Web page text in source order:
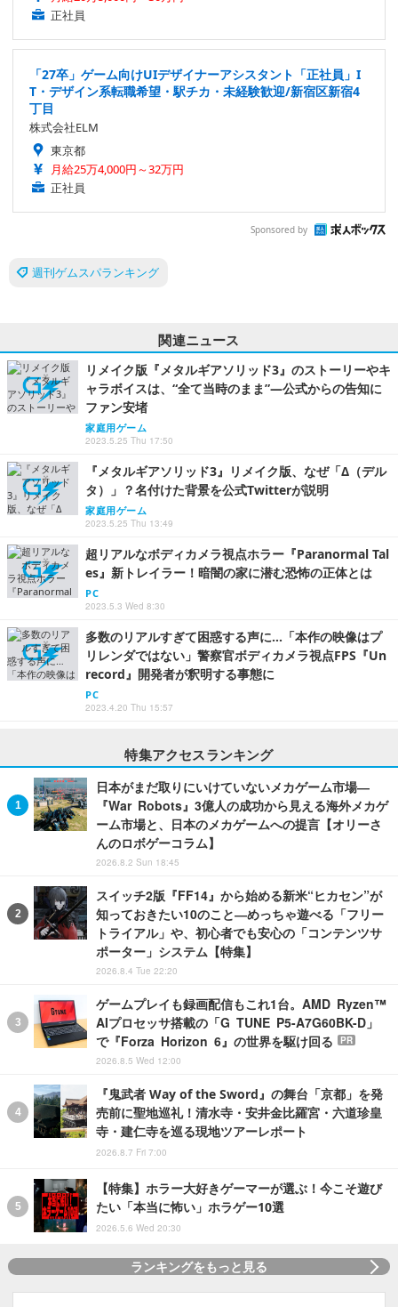
正社員
「27卒」ゲーム向けUIデザイナーアシスタント「正社員」I
T・デザイン系転職希望・駅チカ・未経験歓迎/新宿区新宿4
丁目
株式会社ELM
東京都
月給25万4,000円～32万円
正社員
Sponsored by
週刊ゲムスパランキング
関連ニュース
リメイク版『メタルギアソリッド3』のストーリーやキ
ャラボイスは、“全て当時のまま”―公式からの告知に
ファン安堵
家庭用ゲーム
2023.5.25 Thu 17:50
『メタルギアソリッド3』リメイク版、なぜ「Δ（デル
タ）」？名付けた背景を公式Twitterが説明
家庭用ゲーム
2023.5.25 Thu 13:49
超リアルなボディカメラ視点ホラー『Paranormal Tal
es』新トレイラー！暗闇の家に潜む恐怖の正体とは
PC
2023.5.3 Wed 8:30
多数のリアルすぎて困惑する声に…「本作の映像はプ
リレンダではない」警察官ボディカメラ視点FPS『Un
record』開発者が釈明する事態に
PC
2023.4.20 Thu 15:57
特集アクセスランキング
日本がまだ取りにいけていないメカゲーム市場―
『War Robots』3億人の成功から見える海外メカゲ
ーム市場と、日本のメカゲームへの提言【オリーさ
んのロボゲーコラム】
2026.8.2 Sun 18:45
スイッチ2版『FF14』から始める新米“ヒカセン”が
知っておきたい10のこと―めっちゃ遊べる「フリー
トライアル」や、初心者でも安心の「コンテンツサ
ポーター」システム【特集】
2026.8.4 Tue 22:20
ゲームプレイも録画配信もこれ1台。AMD Ryzen™
AIプロセッサ搭載の「G TUNE P5-A7G60BK-D」
で『Forza Horizon 6』の世界を駆け回る
PR
2026.8.5 Wed 12:00
『鬼武者 Way of the Sword』の舞台「京都」を発
売前に聖地巡礼！清水寺・安井金比羅宮・六道珍皇
寺・建仁寺を巡る現地ツアーレポート
2026.8.7 Fri 7:00
【特集】ホラー大好きゲーマーが選ぶ！今こそ遊び
たい「本当に怖い」ホラゲー10選
2026.5.6 Wed 20:30
ランキングをもっと見る